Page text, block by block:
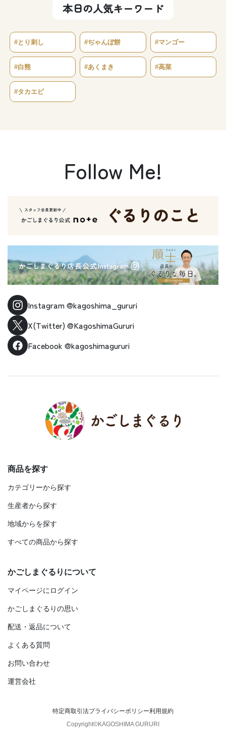
本日の人気キーワード
#とり刺し #ぢゃんぼ餅 #マンゴー
#白熊 #あくまき #高菜
#タカエビ
Follow Me!
Instagram@kagoshima_gururi
X(Twitter) @KagoshimaGururi
Facebook @kagoshimagururi
商品を探す
カテゴリーから探す
生産者から探す
地域からを探す
すべての商品から探す
かごしまぐるりについて
マイページにログイン
かごしまぐるりの思い
配送・返品について
よくある質問
お問い合わせ
運営会社
特定商取引法プライバシーポリシー利用規約
Copyright©KAGOSHIMA GURURI